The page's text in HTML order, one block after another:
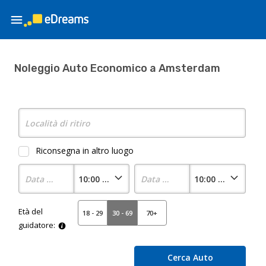
Noleggio Auto Economico a Amsterdam